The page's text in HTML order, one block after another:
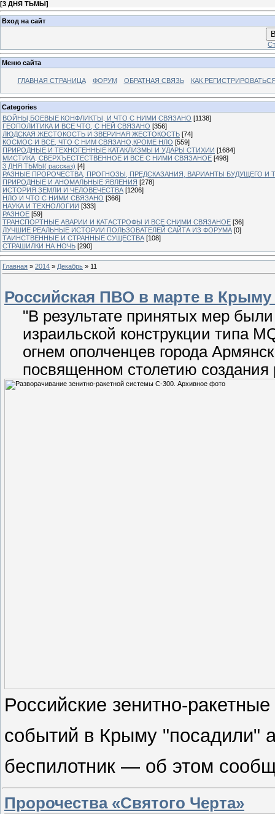
[3 ДНЯ ТЬМЫ]
Вход на сайт
Меню сайта
ГЛАВНАЯ СТРАНИЦА ФОРУМ ОБРАТНАЯ СВЯЗЬ КАК
Categories
ВОЙНЫ,БОЕВЫЕ КОНФЛИКТЫ, И ЧТО С НИМИ СВЯЗАНО [1138]
ГЕОПОЛИТИКА И ВСЕ ЧТО, С НЕЙ СВЯЗАНО [356]
ЛЮДСКАЯ ЖЕСТОКОСТЬ И ЗВЕРИНАЯ ЖЕСТОКОСТЬ [74]
КОСМОС И ВСЕ, ЧТО С НИМ СВЯЗАНО,КРОМЕ НЛО [559]
ПРИРОДНЫЕ И ТЕХНОГЕННЫЕ КАТАКЛИЗМЫ И УДАРЫ СТИХИИ [1684]
МИСТИКА, СВЕРХЪЕСТЕСТВЕННОЕ И ВСЕ С НИМИ СВЯЗАНОЕ [498]
3 ДНЯ ТЬМЫ( рассказ) [4]
РАЗНЫЕ ПРОРОЧЕСТВА, ПРОГНОЗЫ, ПРЕДСКАЗАНИЯ, ВАРИАНТЫ БУДУЩЕГО И
ПРИРОДНЫЕ И АНОМАЛЬНЫЕ ЯВЛЕНИЯ [278]
ИСТОРИЯ ЗЕМЛИ И ЧЕЛОВЕЧЕСТВА [1206]
НЛО И ЧТО С НИМИ СВЯЗАНО [366]
НАУКА И ТЕХНОЛОГИИ [333]
РАЗНОЕ [59]
ТРАНСПОРТНЫЕ АВАРИИ И КАТАСТРОФЫ И ВСЕ СНИМИ СВЯЗАНОЕ [36]
ЛУЧШИЕ РЕАЛЬНЫЕ ИСТОРИИ ПОЛЬЗОВАТЕЛЕЙ САЙТА ИЗ ФОРУМА [0]
ТАИНСТВЕННЫЕ И СТРАННЫЕ СУЩЕСТВА [108]
СТРАШИЛКИ НА НОЧЬ [290]
Главная » 2014 » Декабрь » 11
Российская ПВО в марте в
"В результате принятых мер
израильской конструкции типа
огнем ополченцев города
посвященном столетию
Российские зенитно-
событий в Крыму "посадили"
беспилотник — об этом
Пророчества «Святого Черта»